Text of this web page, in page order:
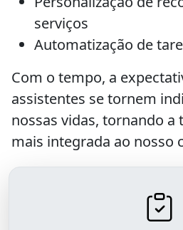
serviços
Automatização de
Com o tempo, a
assistentes se tornem
nossas vidas, tornando a
mais integrada ao nosso